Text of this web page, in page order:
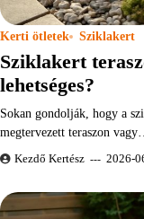
Kerti ötletek Sziklakert
Sziklakert
lehetséges?
Sokan gondolják, hogy a
megtervezett teraszon
Kezdő Kertész 2026-